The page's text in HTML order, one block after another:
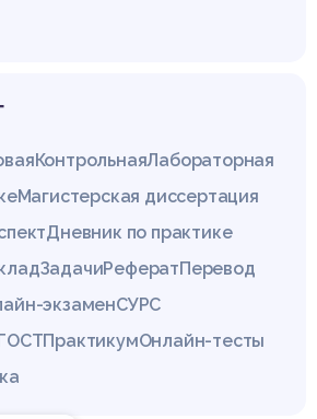
КонтрольнаяЛабораторная
Магистерская диссертация
Дневник по практике
ЗадачиРефератПеревод
экзаменСУРС
ПрактикумОнлайн-тесты